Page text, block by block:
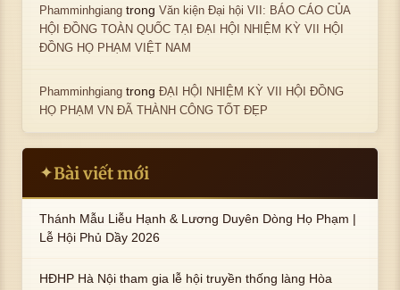
Phamminhgiang trongVăn kiện Đại hội VII: BÁO CÁO CỦA
HỘI ĐỒNG TOÀN QUỐC TẠI ĐẠI HỘI NHIỆM KỲ VII HỘI
ĐỒNG HỌ PHẠM VIỆT NAM
Phamminhgiang trongĐẠI HỘI NHIỆM KỲ VII HỘI ĐỒNG
HỌ PHẠM VN ĐÃ THÀNH CÔNG TỐT ĐẸP
✦Bài viết mới
Thánh Mẫu Liễu Hạnh & Lương Duyên Dòng Họ Phạm |
Lễ Hội Phủ Dầy 2026
HĐHP Hà Nội tham gia lễ hội truyền thống làng Hòa